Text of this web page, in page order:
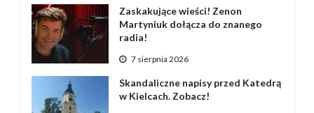
Zaskakujące wieści! Zenon
Martyniuk dołącza do znanego
radia!
7 sierpnia 2026
Skandaliczne napisy przed Katedrą
w Kielcach. Zobacz!